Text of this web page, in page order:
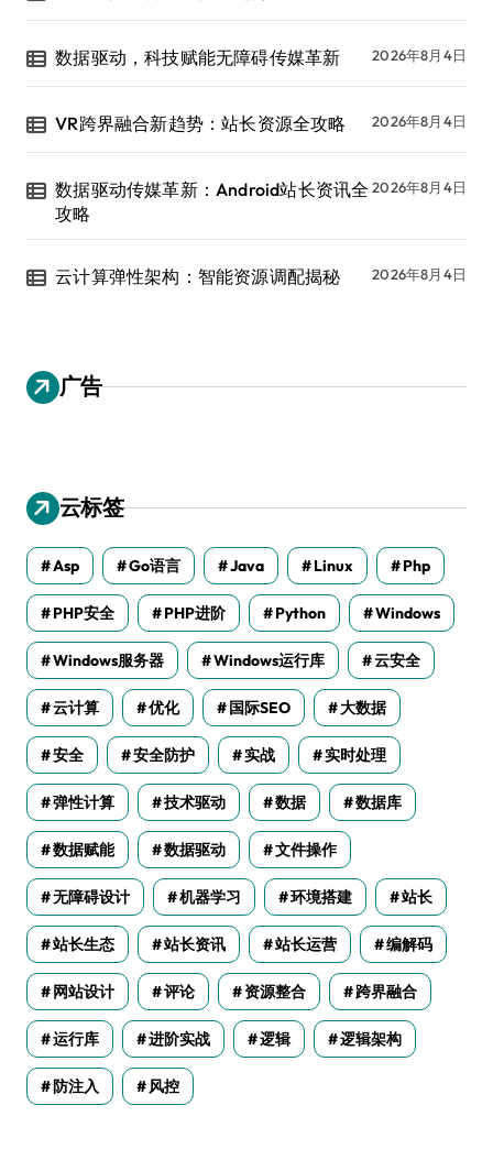
数据驱动，科技赋能无障碍传媒革新 2026年8月4日
VR跨界融合新趋势：站长资源全攻略 2026年8月4日
数据驱动传媒革新：Android站长资讯全
攻略
2026年8月4日
云计算弹性架构：智能资源调配揭秘 2026年8月4日
广告
云标签
Asp Go语言 Java Linux Php
PHP安全 PHP进阶 Python Windows
Windows服务器 Windows运行库 云安全
云计算 优化 国际SEO 大数据
安全 安全防护 实战 实时处理
弹性计算 技术驱动 数据 数据库
数据赋能 数据驱动 文件操作
无障碍设计 机器学习 环境搭建 站长
站长生态 站长资讯 站长运营 编解码
网站设计 评论 资源整合 跨界融合
运行库 进阶实战 逻辑 逻辑架构
防注入 风控